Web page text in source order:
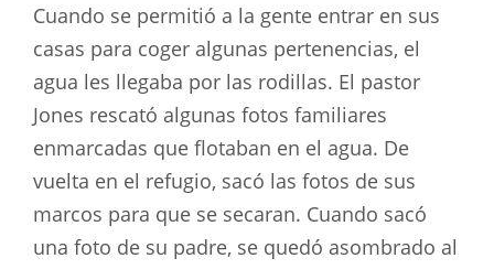
Cuando se permitió a la gente entrar en sus
casas para coger algunas pertenencias, el
agua les llegaba por las rodillas. El pastor
Jones rescató algunas fotos familiares
enmarcadas que flotaban en el agua. De
vuelta en el refugio, sacó las fotos de sus
marcos para que se secaran. Cuando sacó
una foto de su padre, se quedó asombrado al